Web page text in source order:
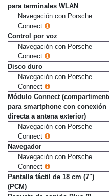
Conexión inalámbrica a Internet
para terminales WLAN
Navegación con Porsche
Connect
Control por voz
Navegación con Porsche
Connect
Disco duro
Navegación con Porsche
Connect
Módulo Connect (compartimento
para smartphone con conexión
directa a antena exterior)
Navegación con Porsche
Connect
Navegador
Navegación con Porsche
Connect
Pantalla táctil de 18 cm (7")